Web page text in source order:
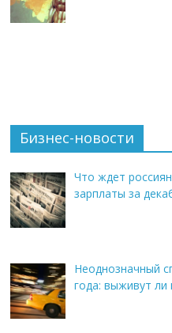
Бизнес-новости
Что ждет
зарплаты за
Неоднозначный
года: выживут ли